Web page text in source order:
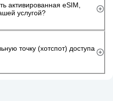
активированная eSIM,
услугой?
точку (хотспот) доступа